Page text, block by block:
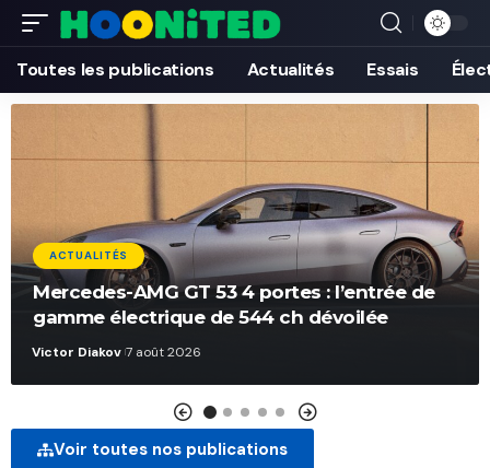
Toutes les publications Actualités Essais
ACTUALITÉS
Mercedes-AMG GT 53 4 portes : l’entrée de
gamme électrique de 544 ch dévoilée
Victor Diakov 7 août 2026
Voir toutes nos publications